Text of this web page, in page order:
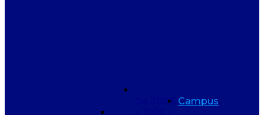
De 300€
Campus